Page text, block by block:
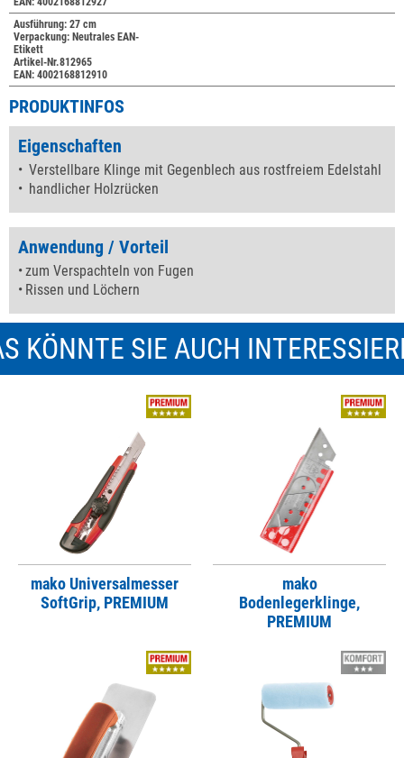
Ausführung: 27 cm
Verpackung: Neutrales EAN-
Etikett
Artikel-Nr.812965
EAN: 4002168812910
PRODUKTINFOS
Eigenschaften
Verstellbare Klinge mit Gegenblech aus rostfreiem Edelstahl
handlicher Holzrücken
Anwendung / Vorteil
zum Verspachteln von Fugen
Rissen und Löchern
KÖNNTE SIE AUCH
mako Universalmesser
SoftGrip, PREMIUM
mako
Bodenlegerklinge,
PREMIUM